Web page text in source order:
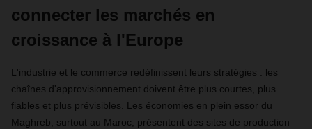
connecter les marchés en
croissance à l'Europe
L'industrie et le commerce redéfinissent leurs stratégies : les
chaînes d'approvisionnement doivent être plus courtes, plus
fiables et plus prévisibles. Les économies en plein essor du
Maghreb, surtout au Maroc, présentent des sites de production